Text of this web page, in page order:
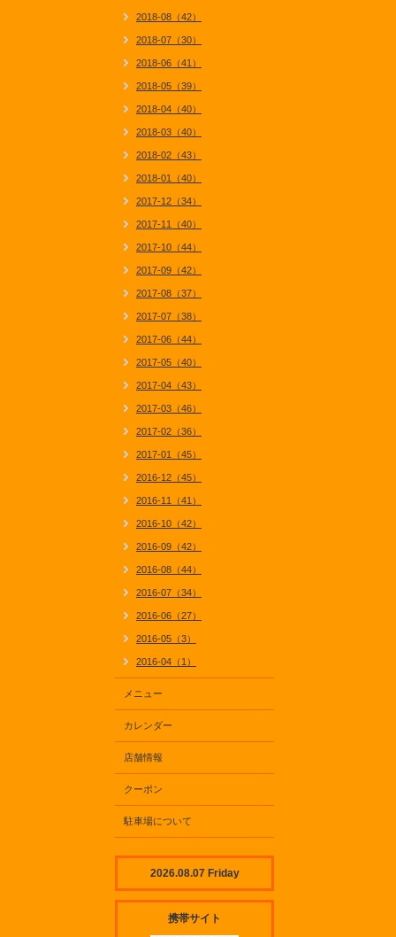
2018-08（42）
2018-07（30）
2018-06（41）
2018-05（39）
2018-04（40）
2018-03（40）
2018-02（43）
2018-01（40）
2017-12（34）
2017-11（40）
2017-10（44）
2017-09（42）
2017-08（37）
2017-07（38）
2017-06（44）
2017-05（40）
2017-04（43）
2017-03（46）
2017-02（36）
2017-01（45）
2016-12（45）
2016-11（41）
2016-10（42）
2016-09（42）
2016-08（44）
2016-07（34）
2016-06（27）
2016-05（3）
2016-04（1）
メニュー
カレンダー
店舗情報
クーポン
駐車場について
2026.08.07 Friday
携帯サイト